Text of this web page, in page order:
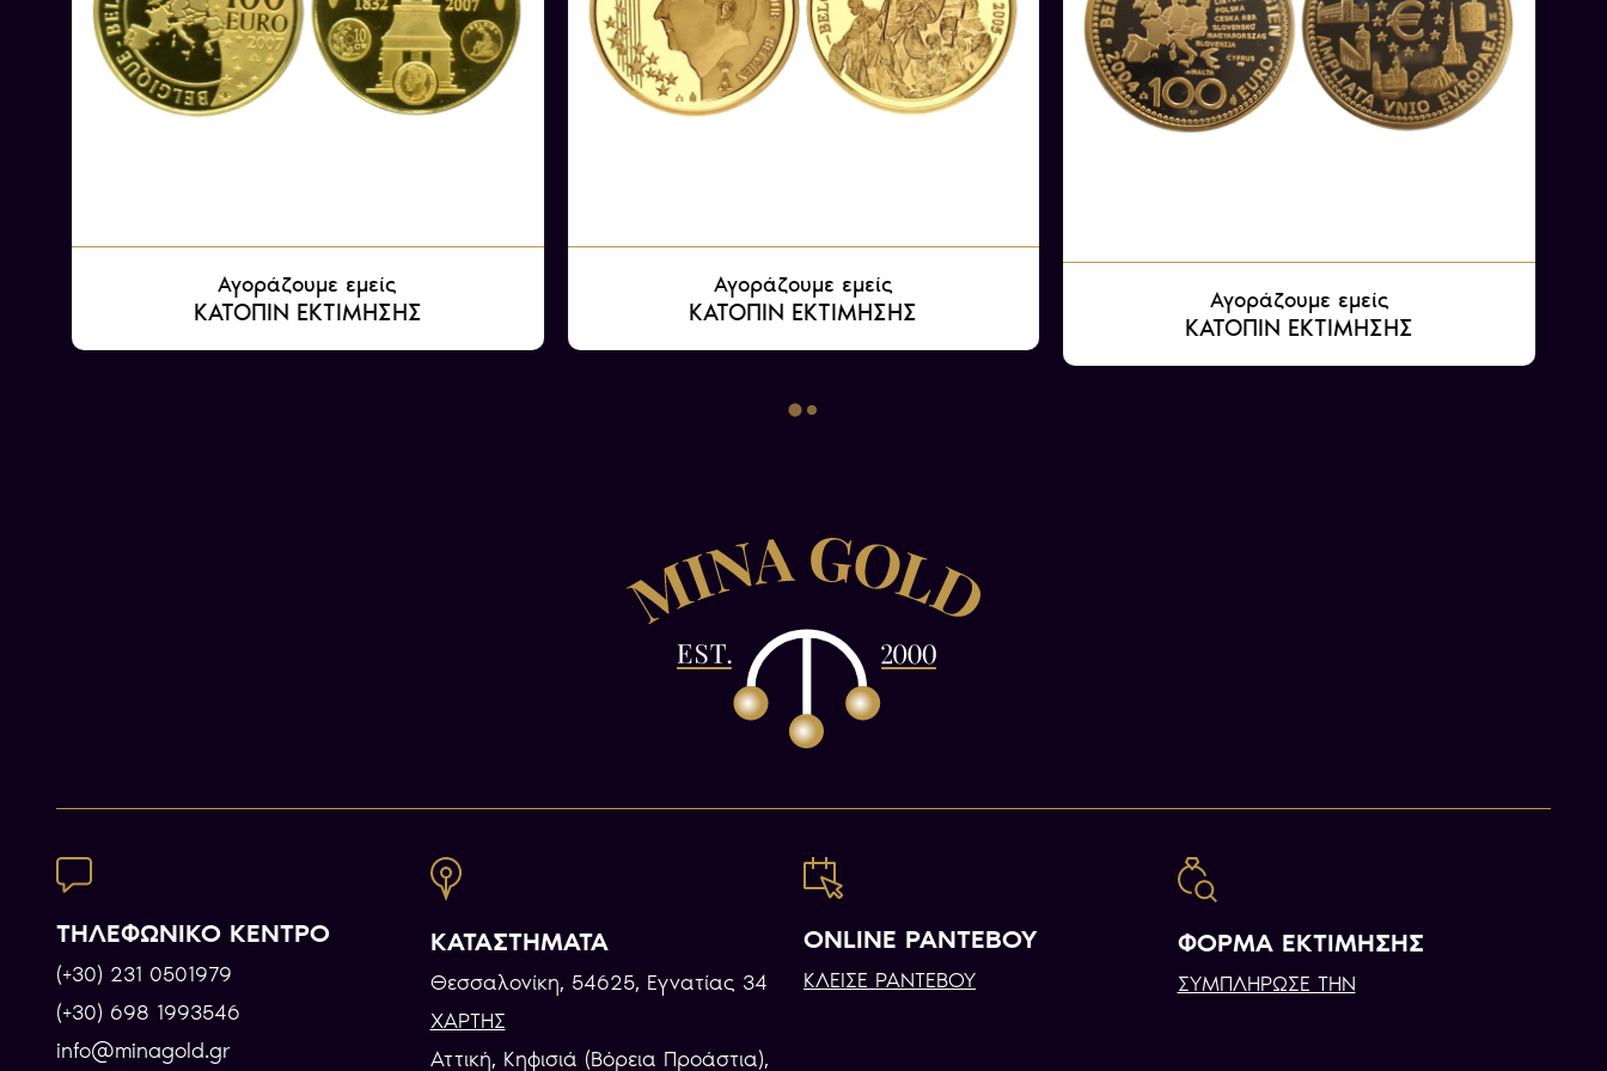
Αγοράζουμε εμείς
ΚΑΤΟΠΙΝ ΕΚΤΙΜΗΣΗΣ
Αγοράζουμε εμείς
ΚΑΤΟΠΙΝ ΕΚΤΙΜΗΣΗΣ Αγοράζουμε εμείς
ΚΑΤΟΠΙΝ ΕΚΤΙΜΗΣΗΣ
ΤΗΛΕΦΩΝΙΚΟ ΚΕΝΤΡΟ
(+30) 231 0501979
(+30) 698 1993546
info@minagold.gr
ΚΑΤΑΣΤΗΜΑΤΑ
Θεσσαλονίκη, 54625, Εγνατίας 34
ΧΑΡΤΗΣ
Αττική, Κηφισιά (Βόρεια Προάστια),
ONLINE ΡΑΝΤΕΒΟΥ
ΚΛΕΙΣΕ ΡΑΝΤΕΒΟΥ
ΦΟΡΜΑ ΕΚΤΙΜΗΣΗΣ
ΣΥΜΠΛΗΡΩΣΕ ΤΗΝ